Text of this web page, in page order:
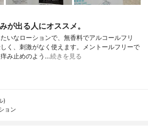
が出る人にオススメ。
いなローションで、無香料でアルコールフリ
く、刺激がなく使えます。メントールフリーで
み止めのよう…続きを見る
)
ョン